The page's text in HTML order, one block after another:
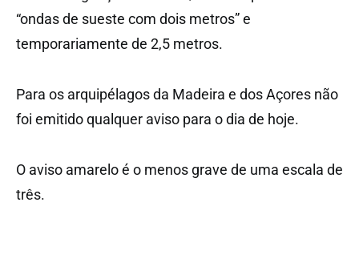
“ondas de sueste com dois metros” e
temporariamente de 2,5 metros.
Para os arquipélagos da Madeira e dos Açores não
foi emitido qualquer aviso para o dia de hoje.
O aviso amarelo é o menos grave de uma escala de
três.